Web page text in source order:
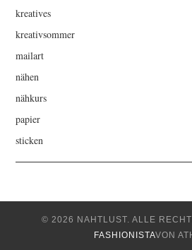
kreatives
kreativsommer
mailart
nähen
nähkurs
papier
sticken
© 2026 NAHTLUST. ALLE
FASHIONISTAVON